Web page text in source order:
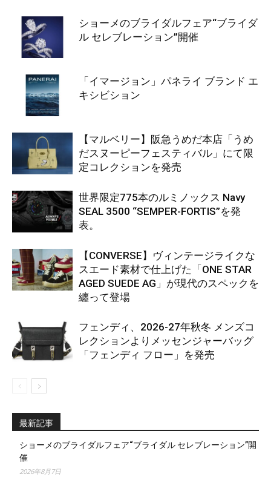
ショーメのブライダルフェア“ブライダ
ル セレブレーション”開催
「イマージョン」パネライ ブランド エ
キシビション
【マルベリー】阪急うめだ本店「うめ
だスヌーピーフェスティバル」にて限
定コレクションを発売
世界限定775本のルミノックス Navy
SEAL 3500 “SEMPER-FORTIS”を発
表。
【CONVERSE】ヴィンテージライクな
スエード素材で仕上げた「ONE STAR
AGED SUEDE AG」が現代のスペックを
纏って登場
フェンディ、2026-27年秋冬 メンズコ
レクションよりメッセンジャーバッグ
「フェンディ フロー」を発売
最新記事
ショーメのブライダルフェア“ブライダル セレブレーション”開
催
2026年8月7日